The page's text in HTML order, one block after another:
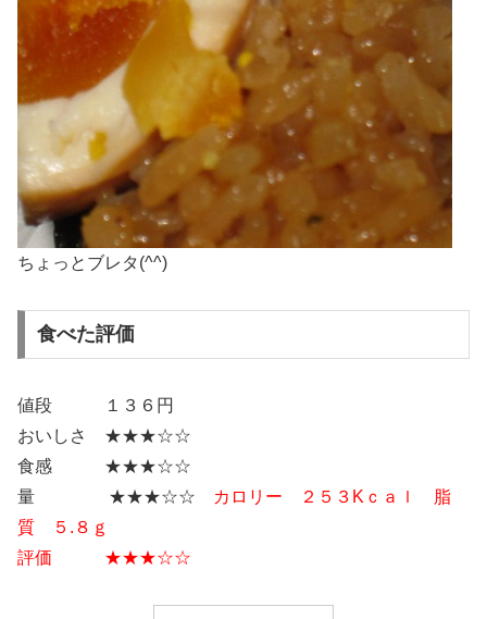
ちょっとブレタ(^^)
食べた評価
値段 １３６円
おいしさ ★★★☆☆
食感 ★★★☆☆
量 ★★★☆☆
カロリー ２５３Kｃａｌ 脂
質 ５.８ｇ
評価 ★★★☆☆